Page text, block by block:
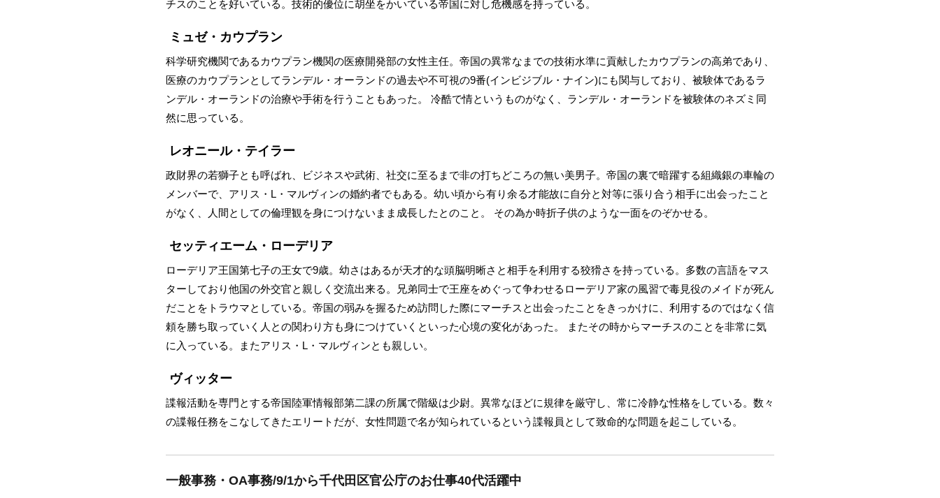
チスのことを好いている。技術的優位に胡坐をかいている帝国に対し危機感を持っている。
ミュゼ・カウプラン
科学研究機関であるカウプラン機関の医療開発部の女性主任。帝国の異常なまでの技術水準に貢献したカウプランの高弟であり、
医療のカウプランとしてランデル・オーランドの過去や不可視の9番(インビジブル・ナイン)にも関与しており、被験体であるラ
ンデル・オーランドの治療や手術を行うこともあった。 冷酷で情というものがなく、ランデル・オーランドを被験体のネズミ同
然に思っている。
レオニール・テイラー
政財界の若獅子とも呼ばれ、ビジネスや武術、社交に至るまで非の打ちどころの無い美男子。帝国の裏で暗躍する組織銀の車輪の
メンバーで、アリス・L・マルヴィンの婚約者でもある。幼い頃から有り余る才能故に自分と対等に張り合う相手に出会ったこと
がなく、人間としての倫理観を身につけないまま成長したとのこと。 その為か時折子供のような一面をのぞかせる。
セッティエーム・ローデリア
ローデリア王国第七子の王女で9歳。幼さはあるが天才的な頭脳明晰さと相手を利用する狡猾さを持っている。多数の言語をマス
ターしており他国の外交官と親しく交流出来る。兄弟同士で王座をめぐって争わせるローデリア家の風習で毒見役のメイドが死ん
だことをトラウマとしている。帝国の弱みを握るため訪問した際にマーチスと出会ったことをきっかけに、利用するのではなく信
頼を勝ち取っていく人との関わり方も身につけていくといった心境の変化があった。 またその時からマーチスのことを非常に気
に入っている。またアリス・L・マルヴィンとも親しい。
ヴィッター
諜報活動を専門とする帝国陸軍情報部第二課の所属で階級は少尉。異常なほどに規律を厳守し、常に冷静な性格をしている。数々
の諜報任務をこなしてきたエリートだが、女性問題で名が知られているという諜報員として致命的な問題を起こしている。
一般事務・OA事務/9/1から千代田区官公庁のお仕事40代活躍中